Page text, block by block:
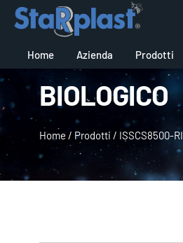
Home Azienda Prodotti
BIOLOGICO
Home / Prodotti / ISSCS8500-RI